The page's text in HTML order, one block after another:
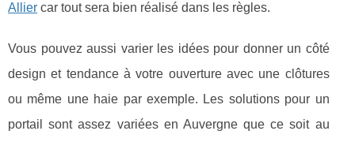
Allier car tout sera bien réalisé dans les règles.
Vous pouvez aussi varier les idées pour donner un côté
design et tendance à votre ouverture avec une clôtures
ou même une haie par exemple. Les solutions pour un
portail sont assez variées en Auvergne que ce soit au